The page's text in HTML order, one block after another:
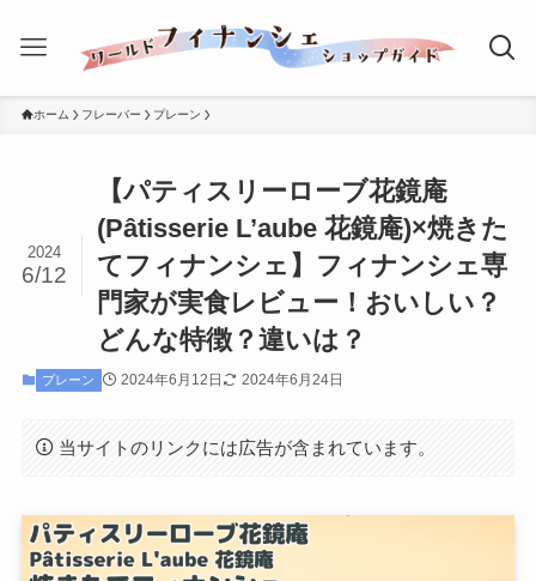
ホーム フレーバー プレーン
【パティスリーローブ花鏡庵
(Pâtisserie L’aube 花鏡庵)×焼きた
てフィナンシェ】フィナンシェ専
門家が実食レビュー！おいしい？
どんな特徴？違いは？
2024
6/12
プレーン 2024年6月12日 2024年6月24日
当サイトのリンクには広告が含まれています。